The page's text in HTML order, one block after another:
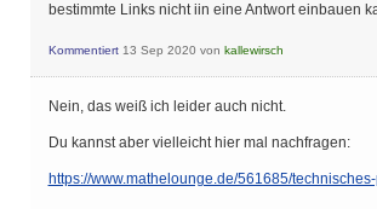
bestimmte Links nicht iin eine Antwort einbauen
Kommentiert 13 Sep 2020 von kallewirsch
Nein, das weiß ich leider auch nicht.
Du kannst aber vielleicht hier mal nachfragen:
https://www.mathelounge.de/561685/